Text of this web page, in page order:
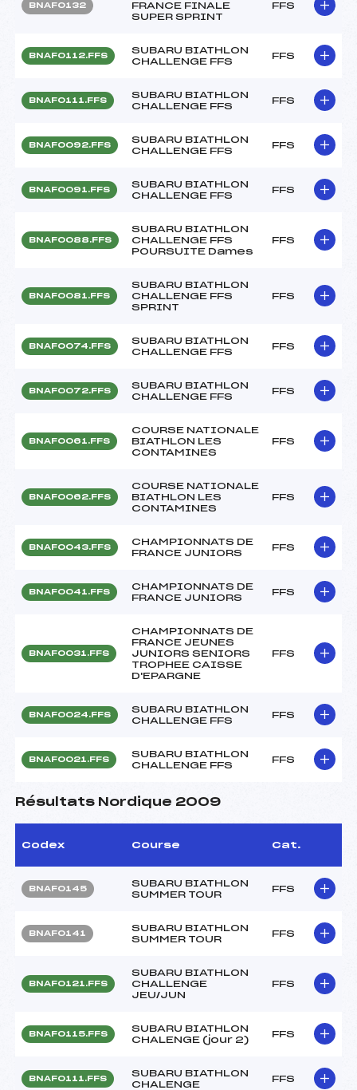
BNAF0132
FRANCE FINALE
SUPER SPRINT
FFS
BNAF0112.FFS
SUBARU BIATHLON
CHALLENGE FFS
FFS
BNAF0111.FFS
SUBARU BIATHLON
CHALLENGE FFS
FFS
BNAF0092.FFS
SUBARU BIATHLON
CHALLENGE FFS
FFS
BNAF0091.FFS
SUBARU BIATHLON
CHALLENGE FFS
FFS
BNAF0088.FFS
SUBARU BIATHLON
CHALLENGE FFS
POURSUITE Dames
FFS
BNAF0081.FFS
SUBARU BIATHLON
CHALLENGE FFS
SPRINT
FFS
BNAF0074.FFS
SUBARU BIATHLON
CHALLENGE FFS
FFS
BNAF0072.FFS
SUBARU BIATHLON
CHALLENGE FFS
FFS
BNAF0061.FFS
COURSE NATIONALE
BIATHLON LES
CONTAMINES
FFS
BNAF0062.FFS
COURSE NATIONALE
BIATHLON LES
CONTAMINES
FFS
BNAF0043.FFS
CHAMPIONNATS DE
FRANCE JUNIORS
FFS
BNAF0041.FFS
CHAMPIONNATS DE
FRANCE JUNIORS
FFS
BNAF0031.FFS
CHAMPIONNATS DE
FRANCE JEUNES
JUNIORS SENIORS
TROPHEE CAISSE
D'EPARGNE
FFS
BNAF0024.FFS
SUBARU BIATHLON
CHALLENGE FFS
FFS
BNAF0021.FFS
SUBARU BIATHLON
CHALLENGE FFS
FFS
Résultats Nordique 2009
Codex Course Cat.
BNAF0145
SUBARU BIATHLON
SUMMER TOUR
FFS
BNAF0141
SUBARU BIATHLON
SUMMER TOUR
FFS
BNAF0121.FFS
SUBARU BIATHLON
CHALLENGE
JEU/JUN
FFS
BNAF0115.FFS
SUBARU BIATHLON
CHALENGE (jour 2)
FFS
BNAF0111.FFS
SUBARU BIATHLON
CHALENGE
FFS